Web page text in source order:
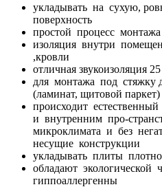
укладывать на сухую,
поверхность
простой процесс монтажа
изоляция внутри
,кровли
отличная звукоизоляция
для монтажа под стяжку
(ламинат, щитовой паркет)
происходит
и внутренним про-
микроклимата и без
несущие конструкции
укладывать плиты
обладают экологической
гиппоаллергенны